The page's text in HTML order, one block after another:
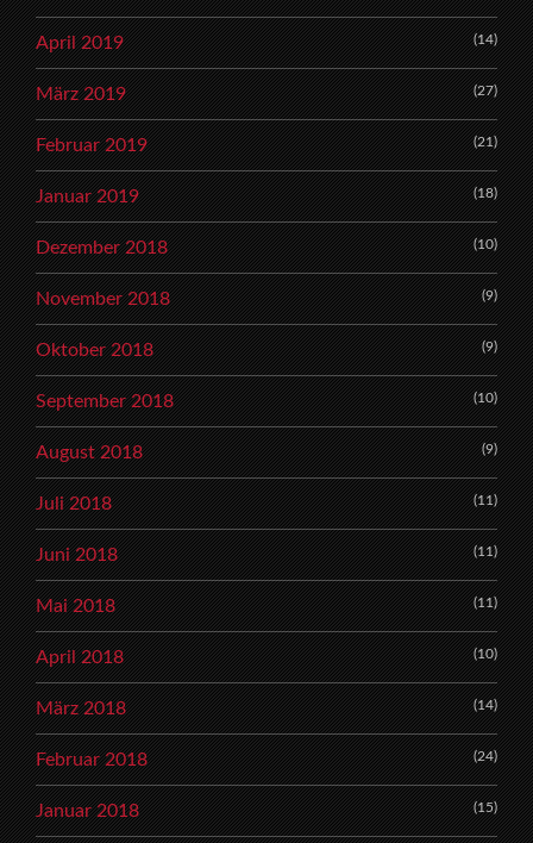
April 2019 (14)
März 2019 (27)
Februar 2019 (21)
Januar 2019 (18)
Dezember 2018 (10)
November 2018 (9)
Oktober 2018 (9)
September 2018 (10)
August 2018 (9)
Juli 2018 (11)
Juni 2018 (11)
Mai 2018 (11)
April 2018 (10)
März 2018 (14)
Februar 2018 (24)
Januar 2018 (15)